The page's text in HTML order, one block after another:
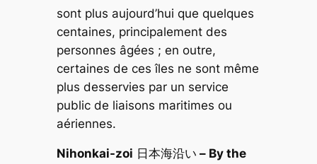
sont plus aujourd’hui que quelques
centaines, principalement des
personnes âgées ; en outre,
certaines de ces îles ne sont même
plus desservies par un service
public de liaisons maritimes ou
aériennes.
Nihonkai-zoi 日本海沿い – By the